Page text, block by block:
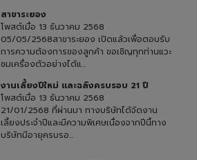
สาขาระยอง
โพสต์เมื่อ 13 ธันวาคม 2568
05/05/2568สาขาระยอง เปิดแล้วเพื่อตอบรับ
การความต้องการของลูกค้า ขอเชิญทุกท่านแวะ
ชมเครื่องตัวอย่างได้แ...
งานเลี้ยงปีใหม่ และฉลิงครบรอบ 21 ปี
โพสต์เมื่อ 13 ธันวาคม 2568
21/01/2568 ที่ผ่านมา ทางบริษัทได้จัดงาน
เลี้ยงประจำปีและมีความพิเศษเนื่องจากปีนี้ทาง
บริษัทมีอายุครบรอ...